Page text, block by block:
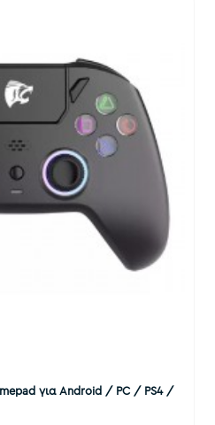
για Android / PC / PS4 /